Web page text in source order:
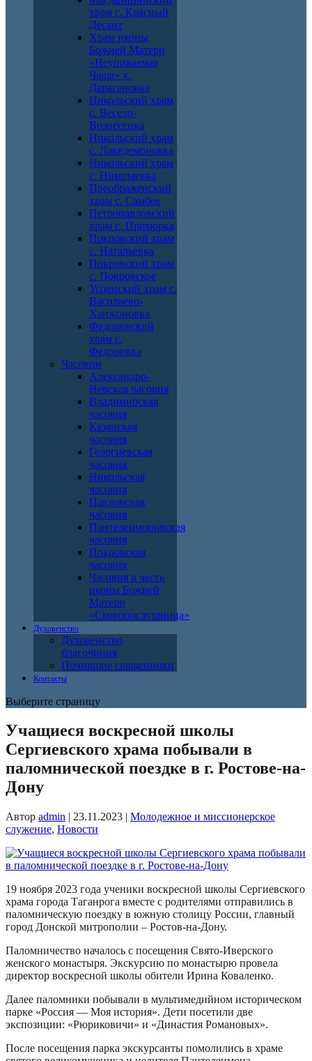
храм с. Красный
Десант
Храм иконы
Божией Матери
«Неупиваемая
Чаша» х.
Дарагановка
Никольский храм
с. Весело-
Вознесенка
Никольский храм
с. Лакедемоновка
Никольский храм
с. Николаевка
Преображенский
храм с. Самбек
Петропавловский
храм с. Приморка
Покровский храм
с. Натальевка
Покровский храм
с. Покровское
Успенский храм с.
Васильево-
Ханжоновка
Федоровский
храм с.
Федоровка
Часовни
Александро-
Невская часовня
Владимирская
часовня
Казанская
часовня
Георгиевская
часовня
Никольская
часовня
Павловская
часовня
Пантелеимоновская
часовня
Покровская
часовня
Часовня в честь
иконы Божией
Матери
«Скоропослушница»
Духовенство
Духовенство
благочиния
Почившие священники
Контакты
Выберите страницу
Учащиеся воскресной школы
Сергиевского храма побывали в
паломнической поездке в г. Ростове-на-
Дону
Автор admin | 23.11.2023 | Молодежное и миссионерское
служение, Новости
19 ноября 2023 года ученики воскресной школы Сергиевского
храма города Таганрога вместе с родителями отправились в
паломническую поездку в южную столицу России, главный
город Донской митрополии – Ростов-на-Дону.
Паломничество началось с посещения Свято-Иверского
женского монастыря. Экскурсию по монастырю провела
директор воскресной школы обители Ирина Коваленко.
Далее паломники побывали в мультимедийном историческом
парке «Россия — Моя история». Дети посетили две
экспозиции: «Рюриковичи» и «Династия Романовых».
После посещения парка экскурсанты помолились в храме